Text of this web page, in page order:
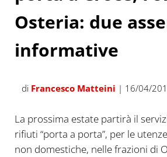
Osteria: due
informative
di Francesco Matteini | 16/04/
La prossima estate partirà il
rifiuti “porta a porta”, per le
non domestiche, nelle frazioni di